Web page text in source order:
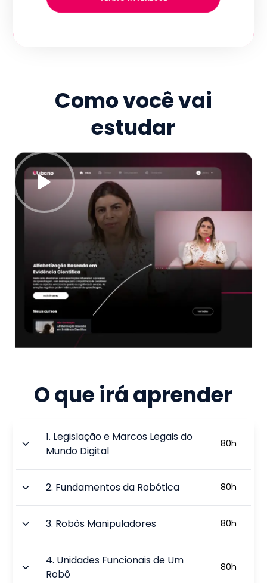
Como você vai
estudar
O que irá aprender
1. Legislação e Marcos Legais do
Mundo Digital
80h
2. Fundamentos da Robótica 80h
3. Robôs Manipuladores 80h
4. Unidades Funcionais de Um
Robô
80h